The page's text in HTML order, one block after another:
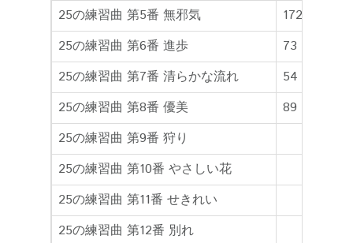
25の練習曲 第5番 無邪気
172
25の練習曲 第6番 進歩
73
25の練習曲 第7番 清らかな流れ
54
25の練習曲 第8番 優美
89
25の練習曲 第9番 狩り
25の練習曲 第10番 やさしい花
25の練習曲 第11番 せきれい
25の練習曲 第12番 別れ